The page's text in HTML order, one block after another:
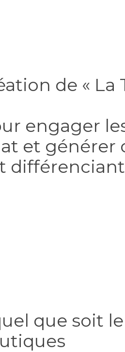
de « La
engager
et générer
différenciant
que soit le